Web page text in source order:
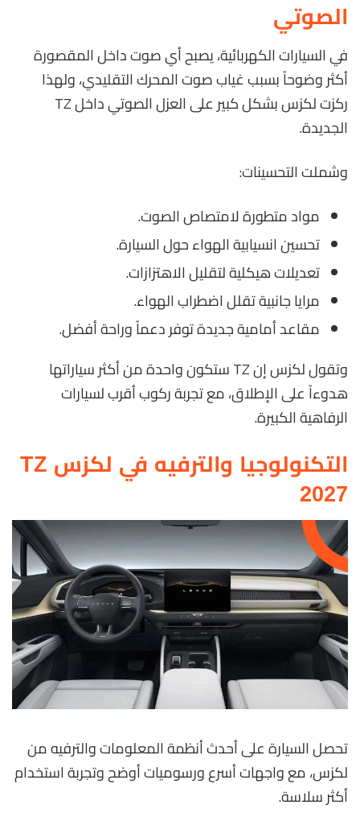
الصوتي
في السيارات الكهربائية، يصبح أي صوت داخل المقصورة
أكثر وضوحاً بسبب غياب صوت المحرك التقليدي، ولهذا
ركزت لكزس بشكل كبير على العزل الصوتي داخل TZ
الجديدة.
وشملت التحسينات:
مواد متطورة لامتصاص الصوت.
تحسين انسيابية الهواء حول السيارة.
تعديلات هيكلية لتقليل الاهتزازات.
مرايا جانبية تقلل اضطراب الهواء.
مقاعد أمامية جديدة توفر دعماً وراحة أفضل.
وتقول لكزس إن TZ ستكون واحدة من أكثر سياراتها
هدوءاً على الإطلاق، مع تجربة ركوب أقرب لسيارات
الرفاهية الكبيرة.
التكنولوجيا والترفيه في لكزس TZ
2027
تحصل السيارة على أحدث أنظمة المعلومات والترفيه من
لكزس، مع واجهات أسرع ورسوميات أوضح وتجربة استخدام
أكثر سلاسة.